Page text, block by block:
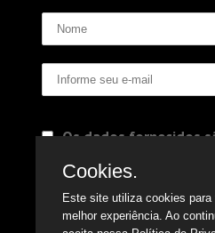
Os dados fornecidos
Cookies.
Este site utiliza cookies para
melhor experiência. Ao